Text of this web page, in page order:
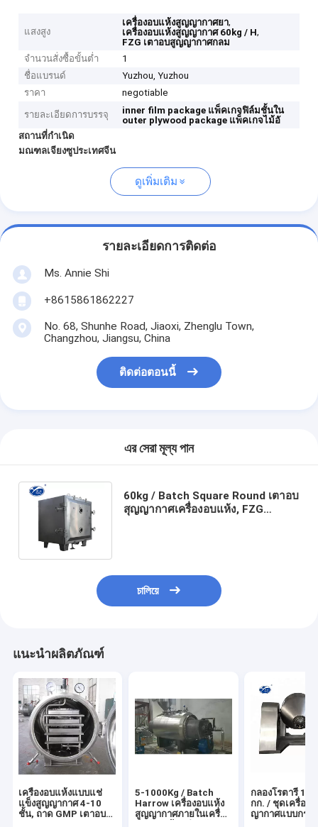
แสงสูง
เครื่องอบแห้งสูญญากาศยา,
เครื่องอบแห้งสูญญากาศ 60kg / H,
FZG เตาอบสูญญากาศกลม
จำนวนสั่งซื้อขั้นต่ำ
1
ชื่อแบรนด์
Yuzhou, Yuzhou
ราคา
negotiable
รายละเอียดการบรรจุ inner film package แพ็คเกจฟิล์มชั้นใน
outer plywood package แพ็คเกจไม้อั
สถานที่กำเนิด
มณฑลเจียงซูประเทศจีน
ดูเพิ่มเติม
รายละเอียดการติดต่อ
Ms. Annie Shi
+8615861862227
No. 68, Shunhe Road, Jiaoxi, Zhenglu Town,
Changzhou, Jiangsu, China
ติดต่อตอนนี้
এর সেরা মূল্য পান
60kg / Batch Square Round เตาอบ
สุญญากาศเครื่องอบแห้ง, FZG
চালিয়ে
แนะนำผลิตภัณฑ์
เครื่องอบแห้งแบบแช่
แข็งสูญญากาศ 4-10
ชั้น, ถาด GMP เตาอบ
5-1000Kg / Batch
Harrow เครื่องอบแห้ง
สูญญากาศภายในเครื่อง
กลองโรตารี่
กก. / ชุดเครื่อง
ญากาศแบบกรว